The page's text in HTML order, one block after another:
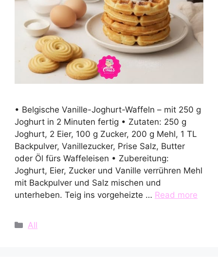
• Belgische Vanille-Joghurt-Waffeln – mit 250 g
Joghurt in 2 Minuten fertig • Zutaten: 250 g
Joghurt, 2 Eier, 100 g Zucker, 200 g Mehl, 1 TL
Backpulver, Vanillezucker, Prise Salz, Butter
oder Öl fürs Waffeleisen • Zubereitung:
Joghurt, Eier, Zucker und Vanille verrühren Mehl
mit Backpulver und Salz mischen und
unterheben. Teig ins vorgeheizte … Read more
Categories
All